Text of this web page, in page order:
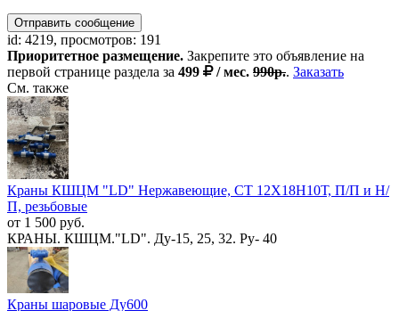
Отправить сообщение
id: 4219, просмотров: 191
Приоритетное размещение. Закрепите это объявление на
первой странице раздела за 499 / мес. 990р.. Заказать
См. также
Краны КШЦМ "LD" Нержав​еющие, СТ 12Х18Н10Т, П/П​ и Н/
П, резьбовые
от 1 500 руб.
КРАНЫ. КШЦМ."LD". Ду-15, 25, 32. Ру- 40
Краны шаровые Ду600